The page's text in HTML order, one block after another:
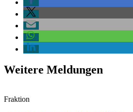
Weitere Meldungen
Fraktion